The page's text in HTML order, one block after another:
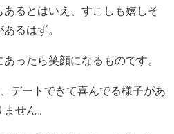
るとはいえ、すこしも嬉しそ
るはず。
ったら笑顔になるものです。
デートできて喜んでる様子があ
せん。